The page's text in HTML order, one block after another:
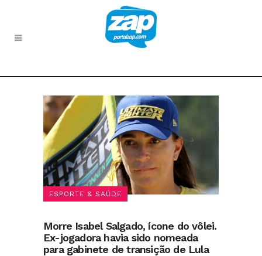
ESPORTE & SAÚDE
Morre Isabel Salgado, ícone do vôlei.
Ex-jogadora havia sido nomeada
para gabinete de transição de Lula